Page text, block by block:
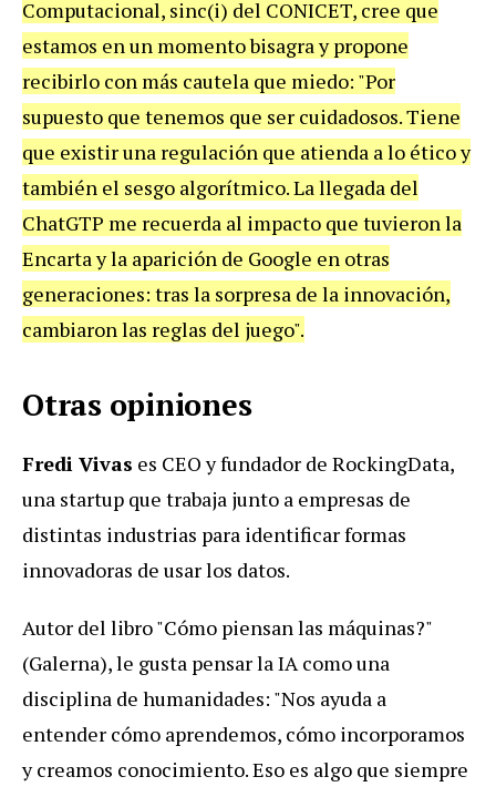
Computacional, sinc(i) del CONICET, cree que
estamos en un momento bisagra y propone
recibirlo con más cautela que miedo: "Por
supuesto que tenemos que ser cuidadosos. Tiene
que existir una regulación que atienda a lo ético y
también el sesgo algorítmico. La llegada del
ChatGTP me recuerda al impacto que tuvieron la
Encarta y la aparición de Google en otras
generaciones: tras la sorpresa de la innovación,
cambiaron las reglas del juego".
Otras opiniones
Fredi Vivas es CEO y fundador de RockingData,
una startup que trabaja junto a empresas de
distintas industrias para identificar formas
innovadoras de usar los datos.
Autor del libro "Cómo piensan las máquinas?"
(Galerna), le gusta pensar la IA como una
disciplina de humanidades: "Nos ayuda a
entender cómo aprendemos, cómo incorporamos
y creamos conocimiento. Eso es algo que siempre